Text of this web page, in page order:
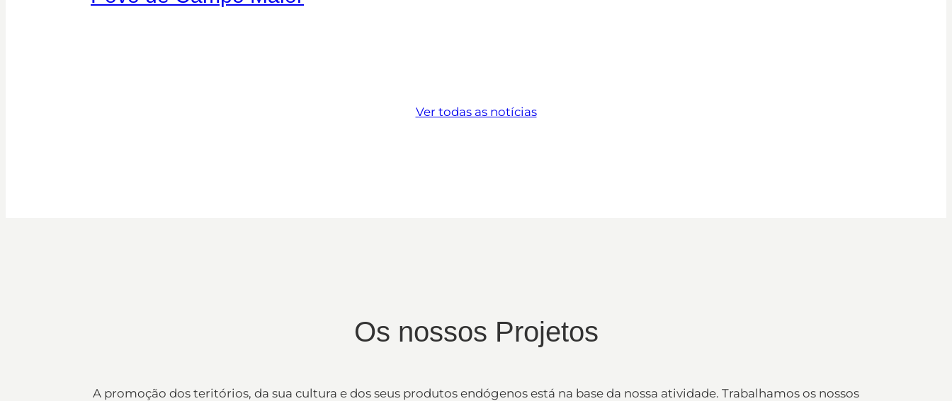
Ver todas as notícias
Os nossos Projetos
A promoção dos teritórios, da sua cultura e dos seus produtos endógenos está na base da nossa atividade. Trabalhamos os nossos